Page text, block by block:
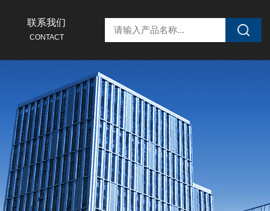
联系我们
CONTACT